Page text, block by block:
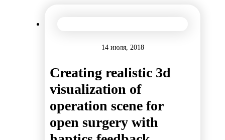
14 июля, 2018
Creating realistic 3d
visualization of
operation scene for
open surgery with